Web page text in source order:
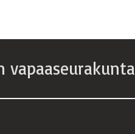
vapaaseurakunta